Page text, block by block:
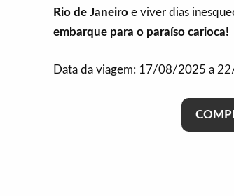
Rio de Janeiro e viver dias
embarque para o paraíso carioca!
Data da viagem: 17/08/2025 a